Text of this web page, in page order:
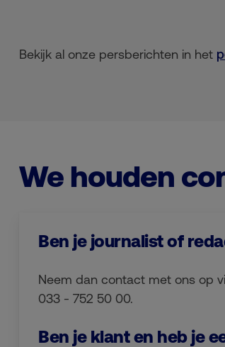
Bekijk al onze persberichten in het
We houden
Ben je journalist of
Neem dan contact met ons op
033 - 752 50 00.
Ben je klant en heb je